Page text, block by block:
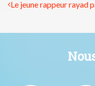
Le jeune rappeur rayad